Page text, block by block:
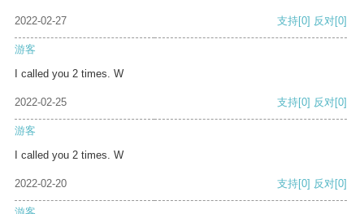
2022-02-27 支持[0] 反对[0]
游客
I called you 2 times. W
2022-02-25 支持[0] 反对[0]
游客
I called you 2 times. W
2022-02-20 支持[0] 反对[0]